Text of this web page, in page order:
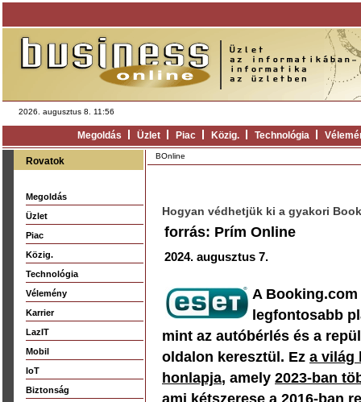
2026. augusztus 8. 11:56
Megoldás Üzlet Piac Közig. Technológia
Rovatok
Megoldás
Üzlet
Piac
Közig.
Technológia
Vélemény
Karrier
LazIT
Mobil
IoT
Biztonság
BOnline
Hogyan védhetjük ki a gyakori
forrás: Prím Online
2024. augusztus 7.
A
legfontosabb
mint az autóbérlés és a
oldalon keresztül. Ez a világ
honlapja, amely 2023-ban
ami kétszerese a 2016-ban